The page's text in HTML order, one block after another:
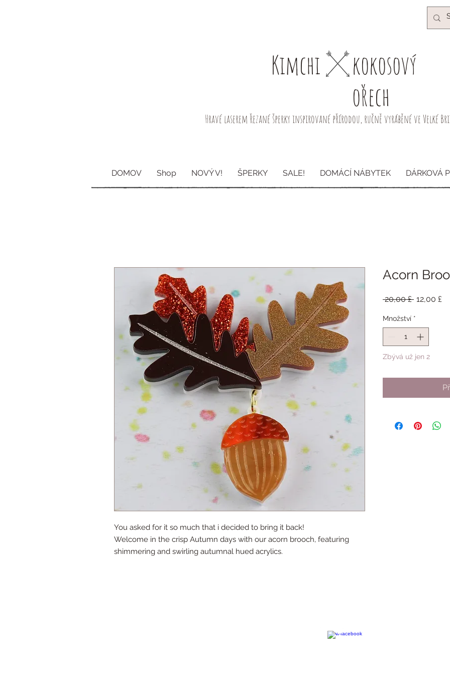
Kimchi​
kokosový
ořech
Hravé laserem řezané šperky inspirované přírodou, ručně vyráběné ve Velké
DOMOV Shop NOVÝ V! ŠPERKY SALE! DOMÁCÍ NÁBYTEK DÁRKOVÁ
You asked for it so much that i decided to bring it back!
Welcome in the crisp Autumn days with our acorn brooch, featuring
shimmering and swirling autumnal hued acrylics.
Acorn
20,00 £ Běžná
12,00 £
Množství *
Zbývá už jen 2